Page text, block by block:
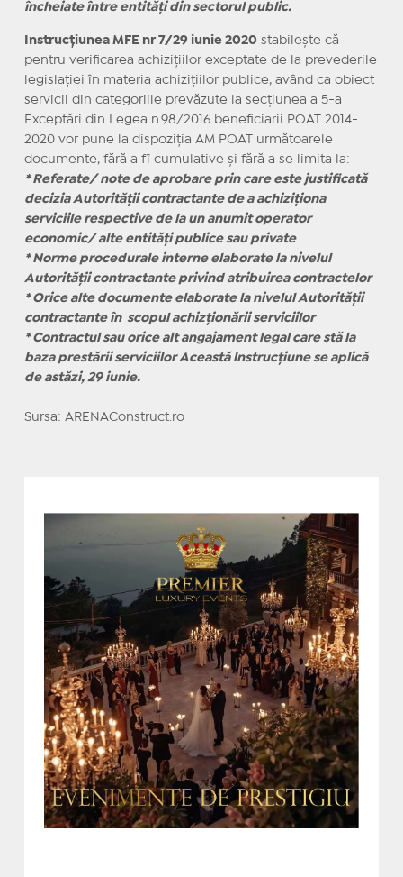
încheiate între entităţi din sectorul public.
Instrucțiunea MFE nr 7/29 iunie 2020 stabilește că
pentru verificarea achizițiilor exceptate de la prevederile
legislației în materia achizițiilor publice, având ca obiect
servicii din categoriile prevăzute la secțiunea a 5-a
Exceptări din Legea n.98/2016 beneficiarii POAT 2014-
2020 vor pune la dispoziția AM POAT următoarele
documente, fără a fî cumulative și fără a se limita la:
* Referate/ note de aprobare prin care este justificată
decizia Autorității contractante de a achiziționa
serviciile respective de la un anumit operator
economic/ alte entități publice sau private
* Norme procedurale interne elaborate la nivelul
Autorității contractante privind atribuirea contractelor
* Orice alte documente elaborate la nivelul Autorității
contractante în scopul achizționării serviciilor
* Contractul sau orice alt angajament legal care stă la
baza prestării serviciilor Această lnstrucțiune se aplică
de astăzi, 29 iunie.
Sursa: ARENAConstruct.ro